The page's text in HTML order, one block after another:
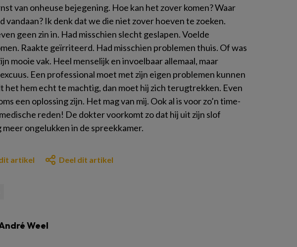
van onheuse bejegening. Hoe kan het zover komen? Waar
vandaan? Ik denk dat we die niet zover hoeven te zoeken.
geen zin in. Had misschien slecht geslapen. Voelde
Raakte geïrriteerd. Had misschien problemen thuis. Of was
mooie vak. Heel menselijk en invoelbaar allemaal, maar
Een professional moet met zijn eigen problemen kunnen
het hem echt te machtig, dan moet hij zich terugtrekken. Even
een oplossing zijn. Het mag van mij. Ook al is voor zo’n time-
reden! De dokter voorkomt zo dat hij uit zijn slof
ongelukken in de spreekkamer.
artikel Deel dit artikel
Weel